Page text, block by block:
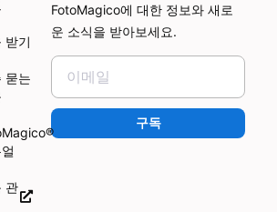
받기
묻는
관
FotoMagico에 대한 정보와 새로
운 소식을 받아보세요.
구독